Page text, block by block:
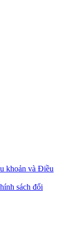
khoản và Điều
sách đổi